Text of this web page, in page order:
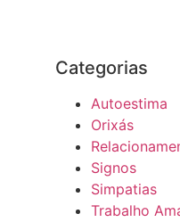
Categorias
Autoestima
Orixás
Signos
Simpatias
Trabalho